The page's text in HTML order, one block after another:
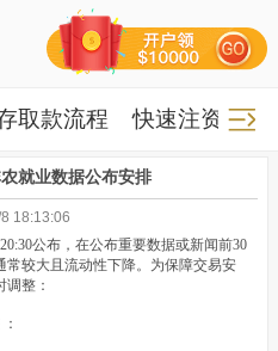
取款流程 快速注资 快
就业数据公布安排
18:13:06
公布，在公布重要数据或新闻前30
常较大且流动性下降。为保障交易安
整：